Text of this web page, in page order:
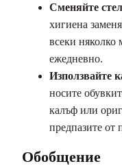
Сменяйте
хигиена
всеки няколко
ежедневно.
Използвайте
носите
калъф или
предпазите от
Обобщение